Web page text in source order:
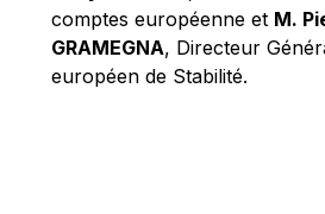
Robert Goebbels
Robert REYNDERS
comptes européenne et M.
GRAMEGNA, Directeur
européen de Stabilité.